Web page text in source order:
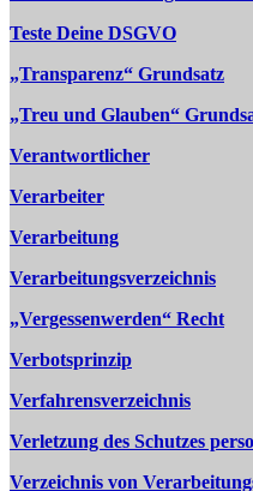
Teste Deine DSGVO
„Transparenz“ Grundsatz
„Treu und Glauben“
Verantwortlicher
Verarbeiter
Verarbeitung
Verarbeitungsverzeichnis
„Vergessenwerden“ Recht
Verbotsprinzip
Verfahrensverzeichnis
Verletzung des Schutzes
Verzeichnis von